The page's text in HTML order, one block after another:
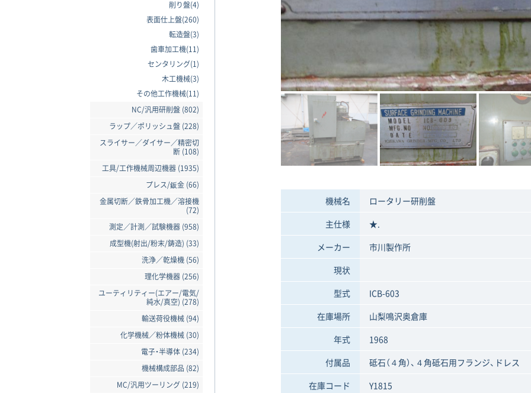
機械名
ロータリー研削盤
主仕様
★.
メーカー
市川製作所
現状
型式
ICB-603
在庫場所
山梨鳴沢奥倉庫
年式
1968
付属品
砥石（４角）、４角砥石用フランジ、ドレス
在庫コード
Y1815
削り盤(4)
表面仕上盤(260)
転造盤(3)
歯車加工機(11)
センタリング(1)
木工機械(3)
その他工作機械(11)
NC/汎用研削盤 (802)
ラップ／ポリッシュ盤 (228)
スライサー／ダイサー／精密切
断 (108)
工具/工作機械周辺機器 (1935)
プレス/鈑金 (66)
金属切断／鉄骨加工機／溶接機
(72)
測定／計測／試験機器 (958)
成型機(射出/粉末/鋳造) (33)
洗浄／乾燥機 (56)
理化学機器 (256)
ユーティリティー(エアー/電気/
純水/真空) (278)
輸送荷役機械 (94)
化学機械／粉体機械 (30)
電子・半導体 (234)
機械構成部品 (82)
MC/汎用ツーリング (219)